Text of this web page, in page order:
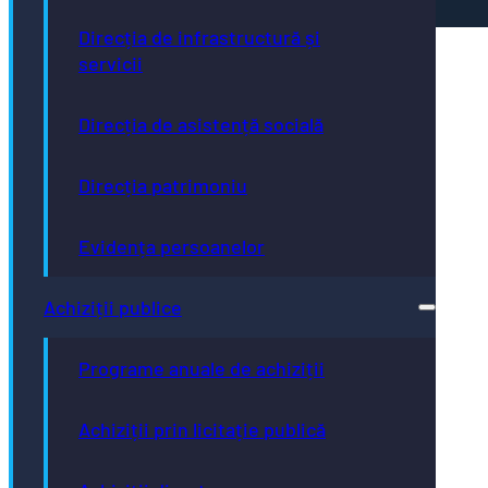
Direcția de infrastructură și
servicii
Direcția de asistență socială
Direcția patrimoniu
Evidența persoanelor
Achiziții publice
Programe anuale de achiziții
Achiziții prin licitație publică